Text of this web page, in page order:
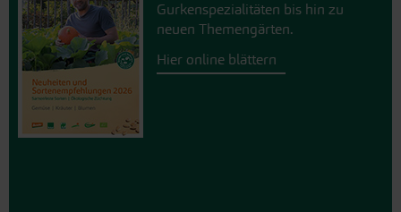
Gurkenspezialitäten bis hin zu
neuen Themengärten.
Hier online blättern